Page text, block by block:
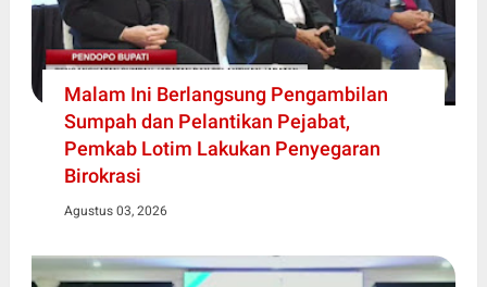
Malam Ini Berlangsung Pengambilan
Sumpah dan Pelantikan Pejabat,
Pemkab Lotim Lakukan Penyegaran
Birokrasi
Agustus 03, 2026